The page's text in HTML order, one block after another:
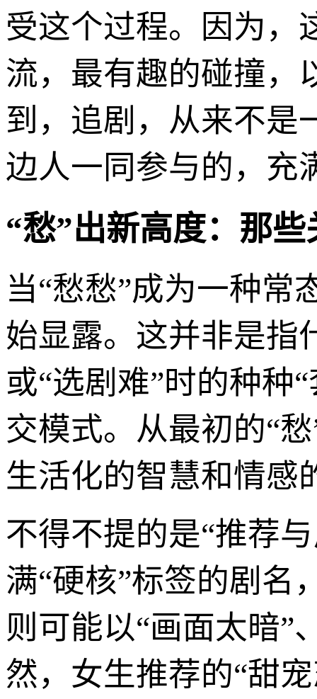
受这个过程。因为，
流，最有趣的碰撞，
到，追剧，从来不是
边人一同参与的，充
“愁”出新高度：那
当“愁愁”成为一种常
始显露。这并非是指
或“选剧难”时的种种
交模式。从最初的“
生活化的智慧和情感
不得不提的是“推荐
满“硬核”标签的剧名
则可能以“画面太暗”
然，女生推荐的“甜